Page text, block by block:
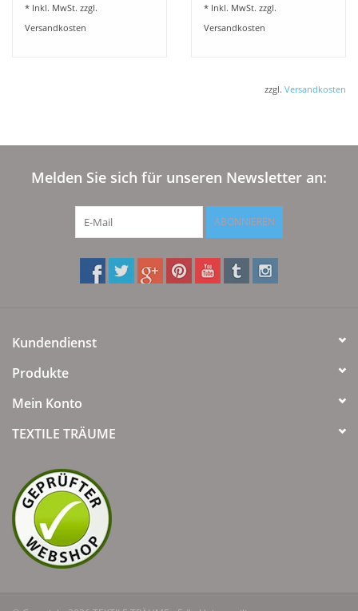
* Inkl. MwSt. zzgl.
Versandkosten
* Inkl. MwSt. zzgl.
Versandkosten
zzgl. Versandkosten
Melden Sie sich für unseren Newsletter an:
ABONNIEREN
Kundendienst
Produkte
Mein Konto
TEXTILE TRÄUME